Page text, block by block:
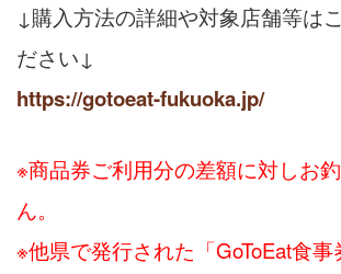
↓購入方法の詳細や対象店舗等は
ださい↓
https://gotoeat-fukuoka.jp/
※商品券ご利用分の差額に対しお
ん。
※他県で発行された「GoToEat食